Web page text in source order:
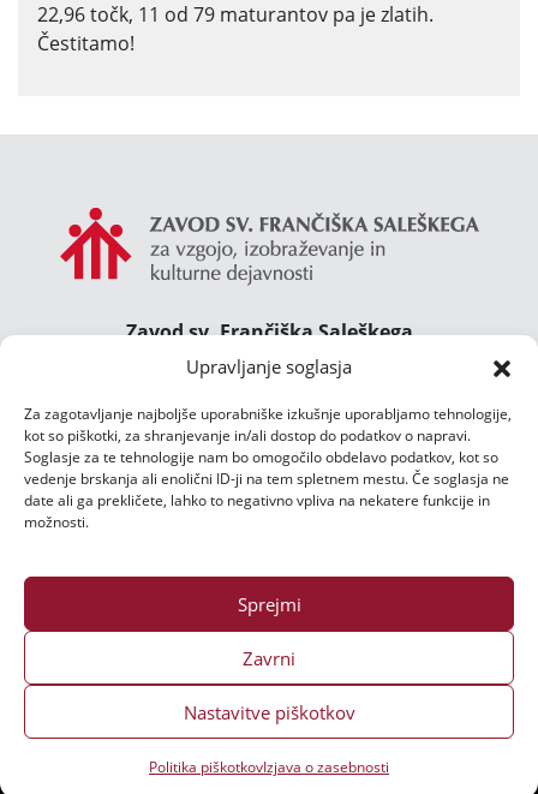
Upravljanje soglasja
Za zagotavljanje najboljše uporabniške izkušnje uporabljamo tehnologije,
kot so piškotki, za shranjevanje in/ali dostop do podatkov o napravi.
Soglasje za te tehnologije nam bo omogočilo obdelavo podatkov, kot so
vedenje brskanja ali enolični ID-ji na tem spletnem mestu. Če soglasja ne
date ali ga prekličete, lahko to negativno vpliva na nekatere funkcije in
možnosti.
Sprejmi
Zavrni
Nastavitve piškotkov
Politika piškotkovIzjava o zasebnosti
22,96 točk, 11 od 79 maturantov pa je zlatih.
Čestitamo!
Zavod sv. Frančiška Saleškega
Gimnazija Želimlje ° Dom Janeza Boska ° Majcnov
Želimlje 46, 1291 Škofljica
TEL.:01/47 02 111
E-POŠTA:zelimlje@zelimlje.si
Varstvo podatkov
Vse pravice pridržane ©2026 | Izdelava spletne strani:Ms3 d.o.o.